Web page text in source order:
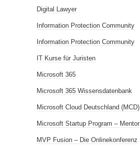
Digital Lawyer
Information Protection Community
Information Protection Community
IT Kurse für Juristen
Microsoft 365
Microsoft 365 Wissensdatenbank
Microsoft Cloud Deutschland (MCD)
Microsoft Startup Program – Mentor
MVP Fusion – Die Onlinekonferenz